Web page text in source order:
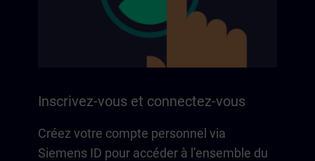
Inscrivez-vous et connectez-vous
Créez votre compte personnel via
Siemens ID pour accéder à l’ensemble du